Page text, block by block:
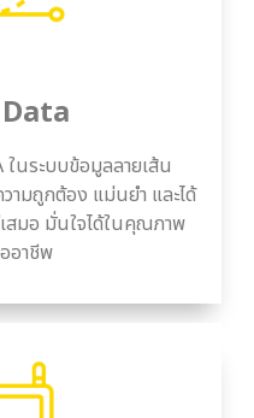
นระบบข้อมูลลายเส้น
มถูกต้อง แม่นยำ และได้
มอ มั่นใจได้ในคุณภาพ
อาชีพ